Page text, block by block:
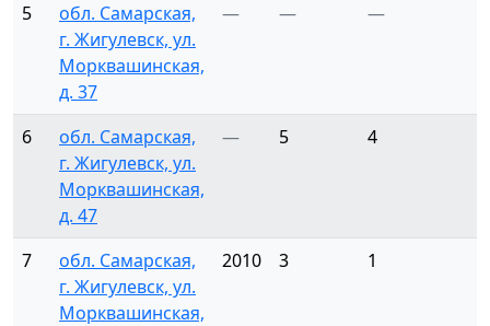
5
обл. Самарская,
г. Жигулевск, ул.
Морквашинская,
д. 37
— — —
6
обл. Самарская,
г. Жигулевск, ул.
Морквашинская,
д. 47
— 5 4
7
обл. Самарская,
г. Жигулевск, ул.
Морквашинская,
2010 3 1